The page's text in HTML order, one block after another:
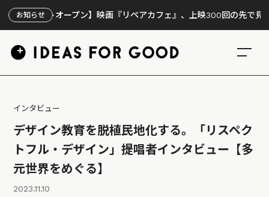
お知らせ
オープン】映画『リペアカフェ』、上映300回の先で見えてきたこと
インタビュー
デザイン教育を脱植民地化する。「リスペク
トフル・デザイン」提唱者インタビュー【多
元世界をめぐる】
2023.11.10